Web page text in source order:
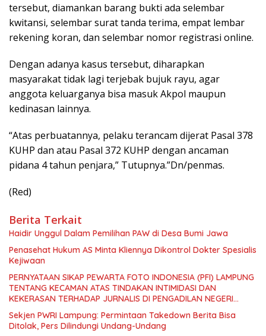
tersebut, diamankan barang bukti ada selembar
kwitansi, selembar surat tanda terima, empat lembar
rekening koran, dan selembar nomor registrasi online.
Dengan adanya kasus tersebut, diharapkan
masyarakat tidak lagi terjebak bujuk rayu, agar
anggota keluarganya bisa masuk Akpol maupun
kedinasan lainnya.
“Atas perbuatannya, pelaku terancam dijerat Pasal 378
KUHP dan atau Pasal 372 KUHP dengan ancaman
pidana 4 tahun penjara,” Tutupnya.”Dn/penmas.
(Red)
Berita Terkait
Haidir Unggul Dalam Pemilihan PAW di Desa Bumi Jawa
Penasehat Hukum AS Minta Kliennya Dikontrol Dokter Spesialis
Kejiwaan
PERNYATAAN SIKAP PEWARTA FOTO INDONESIA (PFI) LAMPUNG
TENTANG KECAMAN ATAS TINDAKAN INTIMIDASI DAN
KEKERASAN TERHADAP JURNALIS DI PENGADILAN NEGERI
Sekjen PWRI Lampung: Permintaan Takedown Berita Bisa
Ditolak, Pers Dilindungi Undang-Undang